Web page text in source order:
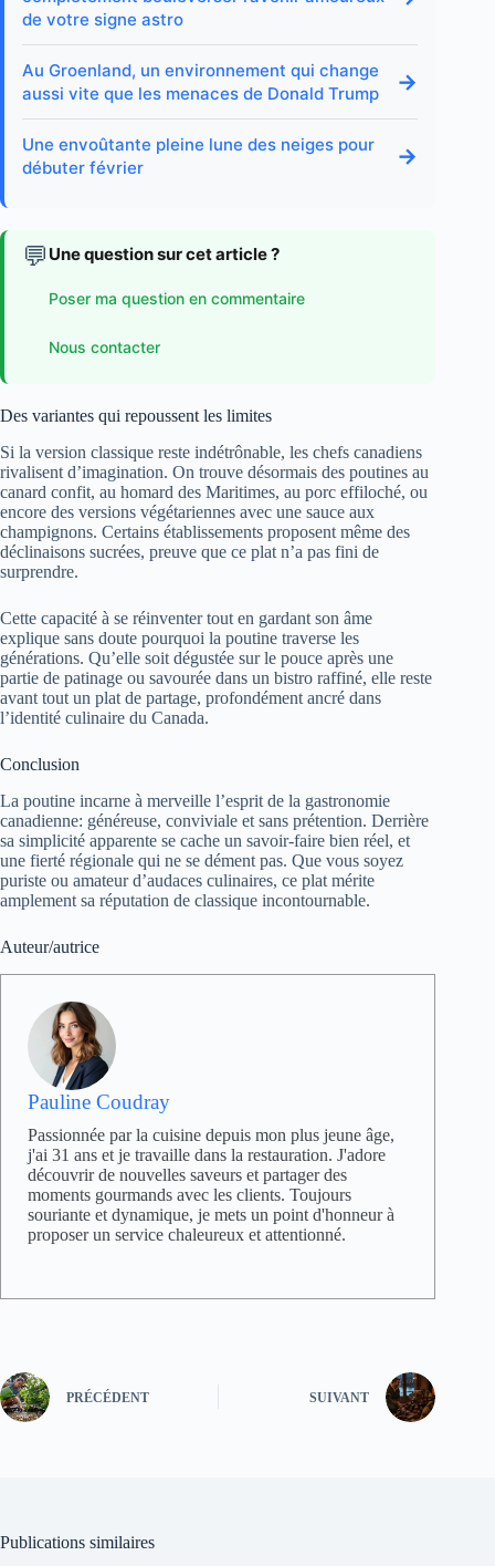
de votre signe astro
Au Groenland, un environnement qui change
aussi vite que les menaces de Donald Trump
→
Une envoûtante pleine lune des neiges pour
débuter février
→
💬 Une question sur cet article ?
Poser ma question en commentaire
Nous contacter
Des variantes qui repoussent les limites
Si la version classique reste indétrônable, les chefs canadiens
rivalisent d’imagination. On trouve désormais des poutines au
canard confit, au homard des Maritimes, au porc effiloché, ou
encore des versions végétariennes avec une sauce aux
champignons. Certains établissements proposent même des
déclinaisons sucrées, preuve que ce plat n’a pas fini de
surprendre.
Cette capacité à se réinventer tout en gardant son âme
explique sans doute pourquoi la poutine traverse les
générations. Qu’elle soit dégustée sur le pouce après une
partie de patinage ou savourée dans un bistro raffiné, elle reste
avant tout un plat de partage, profondément ancré dans
l’identité culinaire du Canada.
Conclusion
La poutine incarne à merveille l’esprit de la gastronomie
canadienne: généreuse, conviviale et sans prétention. Derrière
sa simplicité apparente se cache un savoir-faire bien réel, et
une fierté régionale qui ne se dément pas. Que vous soyez
puriste ou amateur d’audaces culinaires, ce plat mérite
amplement sa réputation de classique incontournable.
Auteur/autrice
Pauline Coudray
Passionnée par la cuisine depuis mon plus jeune âge,
j'ai 31 ans et je travaille dans la restauration. J'adore
découvrir de nouvelles saveurs et partager des
moments gourmands avec les clients. Toujours
souriante et dynamique, je mets un point d'honneur à
proposer un service chaleureux et attentionné.
PRÉCÉDENT SUIVANT
Publications similaires